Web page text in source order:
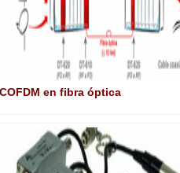
COFDM en fibra óptica